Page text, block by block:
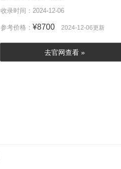
收录时间：2024-12-06
参考价格： ¥8700 2024-12-06更新
去官网查看 »